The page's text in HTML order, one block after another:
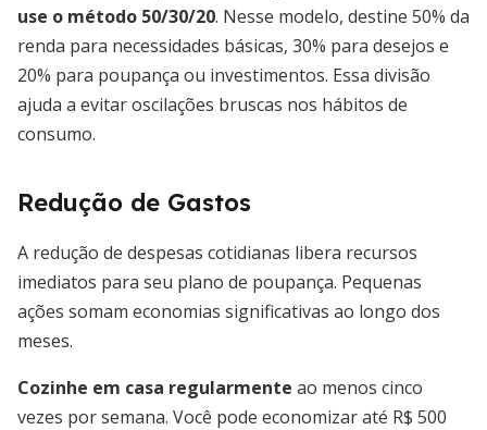
use o método 50/30/20. Nesse modelo, destine 50% da
renda para necessidades básicas, 30% para desejos e
20% para poupança ou investimentos. Essa divisão
ajuda a evitar oscilações bruscas nos hábitos de
consumo.
Redução de Gastos
A redução de despesas cotidianas libera recursos
imediatos para seu plano de poupança. Pequenas
ações somam economias significativas ao longo dos
meses.
Cozinhe em casa regularmente ao menos cinco
vezes por semana. Você pode economizar até R$ 500